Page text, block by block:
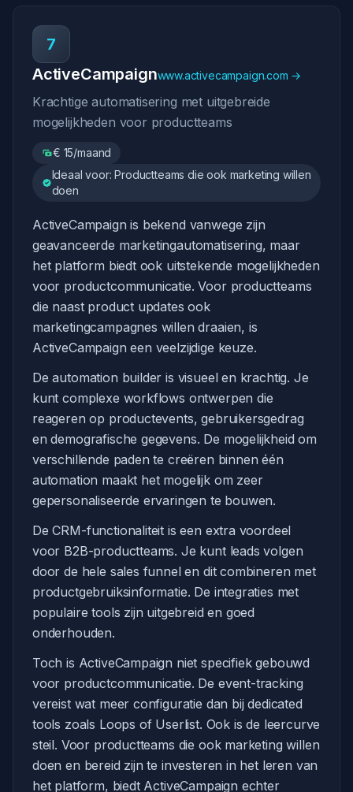
7
ActiveCampaignwww.activecampaign.com →
Krachtige automatisering met uitgebreide
mogelijkheden voor productteams
€ 15/maand
Ideaal voor: Productteams die ook marketing willen
doen
ActiveCampaign is bekend vanwege zijn
geavanceerde marketingautomatisering, maar
het platform biedt ook uitstekende mogelijkheden
voor productcommunicatie. Voor productteams
die naast product updates ook
marketingcampagnes willen draaien, is
ActiveCampaign een veelzijdige keuze.
De automation builder is visueel en krachtig. Je
kunt complexe workflows ontwerpen die
reageren op productevents, gebruikersgedrag
en demografische gegevens. De mogelijkheid om
verschillende paden te creëren binnen één
automation maakt het mogelijk om zeer
gepersonaliseerde ervaringen te bouwen.
De CRM-functionaliteit is een extra voordeel
voor B2B-productteams. Je kunt leads volgen
door de hele sales funnel en dit combineren met
productgebruiksinformatie. De integraties met
populaire tools zijn uitgebreid en goed
onderhouden.
Toch is ActiveCampaign niet specifiek gebouwd
voor productcommunicatie. De event-tracking
vereist wat meer configuratie dan bij dedicated
tools zoals Loops of Userlist. Ook is de leercurve
steil. Voor productteams die ook marketing willen
doen en bereid zijn te investeren in het leren van
het platform, biedt ActiveCampaign echter